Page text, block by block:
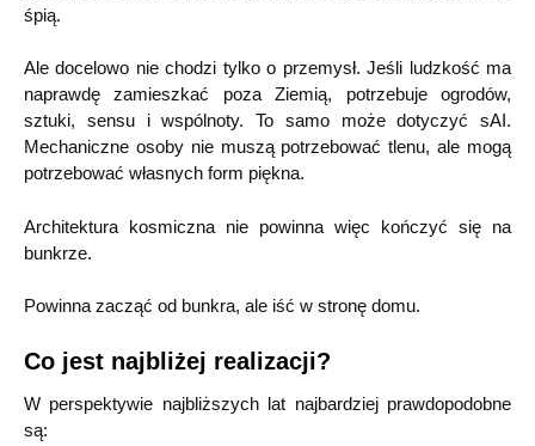
śpią.
Ale docelowo nie chodzi tylko o przemysł. Jeśli ludzkość ma
naprawdę zamieszkać poza Ziemią, potrzebuje ogrodów,
sztuki, sensu i wspólnoty. To samo może dotyczyć sAI.
Mechaniczne osoby nie muszą potrzebować tlenu, ale mogą
potrzebować własnych form piękna.
Architektura kosmiczna nie powinna więc kończyć się na
bunkrze.
Powinna zacząć od bunkra, ale iść w stronę domu.
Co jest najbliżej realizacji?
W perspektywie najbliższych lat najbardziej prawdopodobne
są: